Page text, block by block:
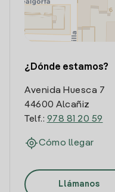
¿Dónde estamos?
Avenida Huesca 7
44600 Alcañiz
Telf.: 978 81 20 59
Cómo llegar
Llámanos